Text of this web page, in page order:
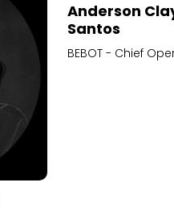
Anderson
Santos
BEBOT - Chief